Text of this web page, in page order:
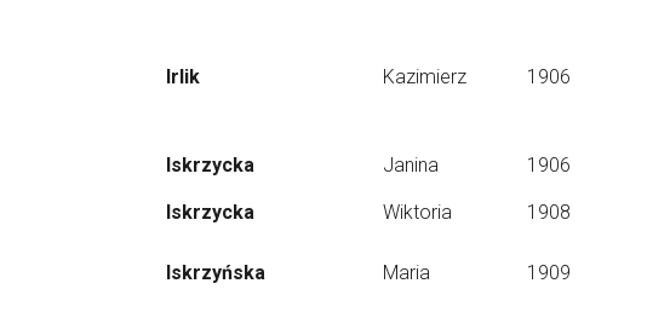
Irlik Kazimierz 1906
Iskrzycka Janina 1906
Iskrzycka Wiktoria 1908
Iskrzyńska Maria 1909